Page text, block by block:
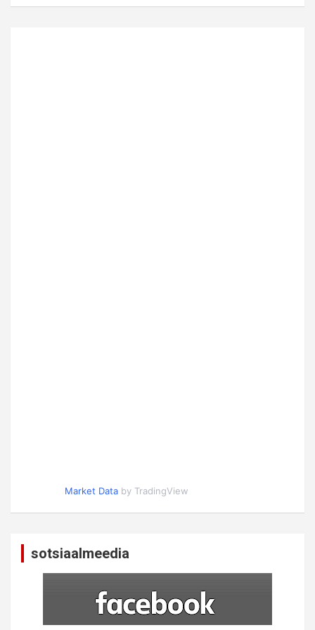
Market Data by TradingView
sotsiaalmeedia